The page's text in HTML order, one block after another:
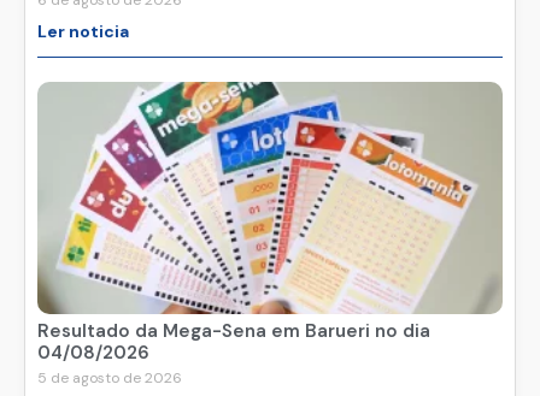
Ler noticia
Resultado da Mega-Sena em Barueri no dia
04/08/2026
5 de agosto de 2026